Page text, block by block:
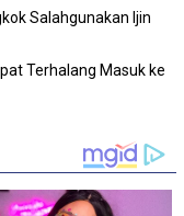
Salahgunakan Ijin
Terhalang Masuk ke